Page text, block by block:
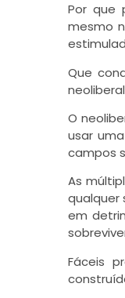
Por que
mesmo
Que
O
usar
campos
As
qualquer
em
Fáceis